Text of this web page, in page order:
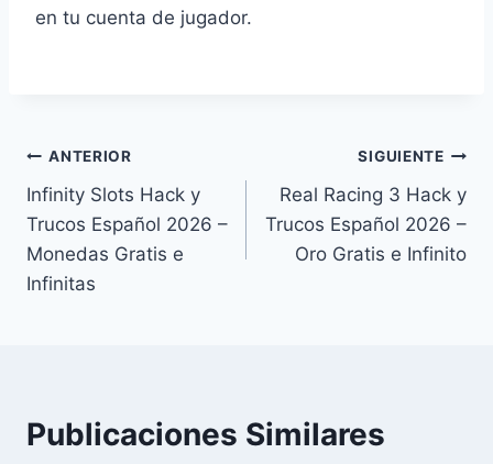
en tu cuenta de jugador.
Navegación
de
entradas
ANTERIOR
Infinity Slots Hack y
Trucos Español 2026 –
Monedas Gratis e
Infinitas
SIGUIENTE
Real Racing 3 Hack y
Trucos Español 2026 –
Oro Gratis e Infinito
Publicaciones Similares